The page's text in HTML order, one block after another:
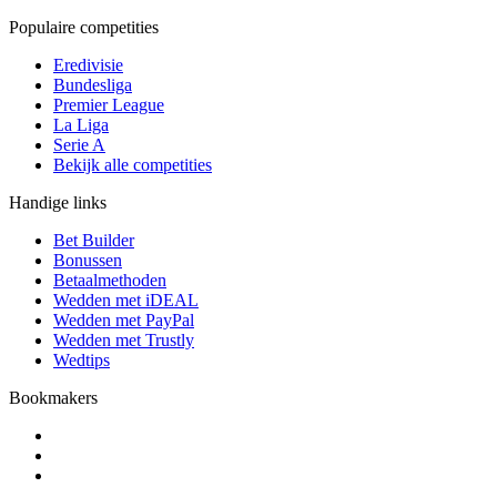
Populaire competities
Eredivisie
Bundesliga
Premier League
La Liga
Serie A
Bekijk alle competities
Handige links
Bet Builder
Bonussen
Betaalmethoden
Wedden met iDEAL
Wedden met PayPal
Wedden met Trustly
Wedtips
Bookmakers